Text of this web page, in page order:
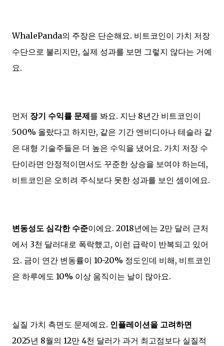
WhalePanda의 주장은 단순해요. 비트코인이 가치 저장
수단으로 불리지만, 실제 성과를 보면 그렇지 않다는 거예
요.
먼저 장기 수익률 문제를 봐요. 지난 8년간 비트코인이
500% 올랐다고 하지만, 같은 기간 엔비디아나 테슬라 같
은 대형 기술주들은 더 높은 수익을 냈어요. 가치 저장 수
단이라면 안정적이면서도 꾸준한 상승을 보여야 하는데,
비트코인은 오히려 주식보다 못한 성과를 보인 셈이에요.
변동성도 심각한 수준이에요. 2018년에는 2만 달러 근처
에서 3천 달러대로 폭락했고, 이런 급락이 반복되고 있어
요. 금이 연간 변동률이 10-20% 정도인데 비해, 비트코인
은 하루에도 10% 이상 움직이는 날이 많아요.
실질 가치 측면도 문제예요. 인플레이션을 고려하면
2025년 8월의 12만 4천 달러가 과거 최고점보다 실질적